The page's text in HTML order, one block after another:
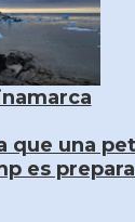
que una
es